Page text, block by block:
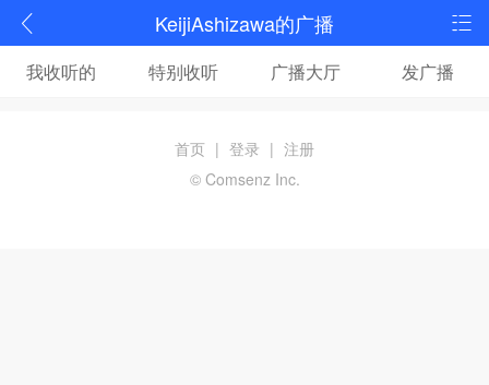
KeijiAshizawa的广播
我收听的 特别收听 广播大厅 发广播
首页 | 登录 | 注册
© Comsenz Inc.